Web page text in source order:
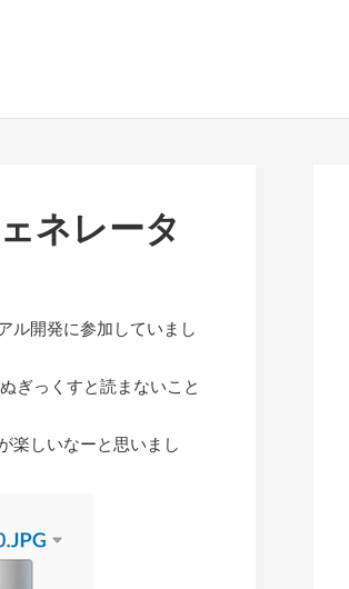
ネレータ
ル開発に参加していまし
ぎっくすと読まないこと
楽しいなーと思いまし